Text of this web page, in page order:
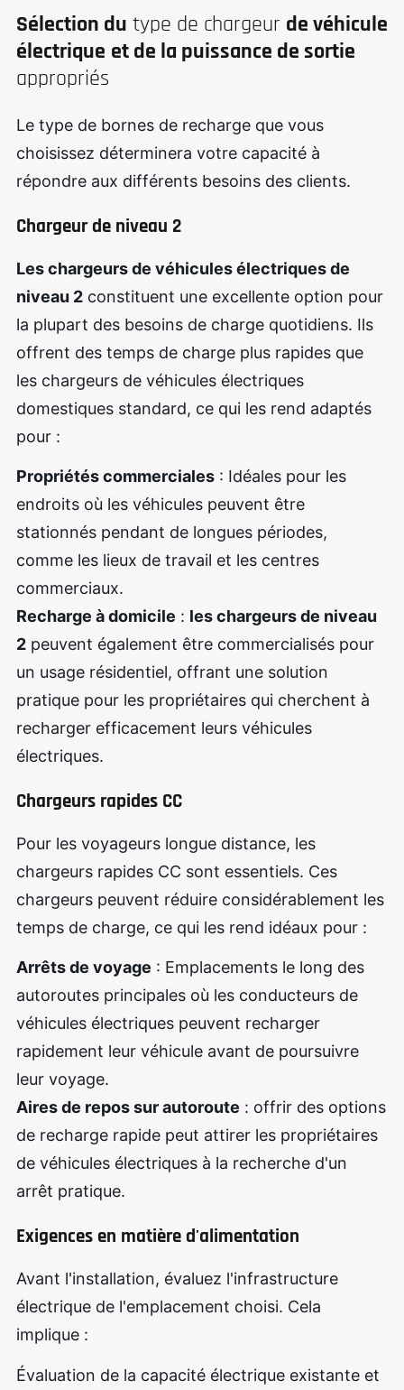
Sélection du type de chargeur de véhicule
électrique et de la puissance de sortie
appropriés
Le type de bornes de recharge que vous
choisissez déterminera votre capacité à
répondre aux différents besoins des clients.
Chargeur de niveau 2
Les chargeurs de véhicules électriques de
niveau 2 constituent une excellente option pour
la plupart des besoins de charge quotidiens. Ils
offrent des temps de charge plus rapides que
les chargeurs de véhicules électriques
domestiques standard, ce qui les rend adaptés
pour :
Propriétés commerciales : Idéales pour les
endroits où les véhicules peuvent être
stationnés pendant de longues périodes,
comme les lieux de travail et les centres
commerciaux.
Recharge à domicile : les chargeurs de niveau
2 peuvent également être commercialisés pour
un usage résidentiel, offrant une solution
pratique pour les propriétaires qui cherchent à
recharger efficacement leurs véhicules
électriques.
Chargeurs rapides CC
Pour les voyageurs longue distance, les
chargeurs rapides CC sont essentiels. Ces
chargeurs peuvent réduire considérablement les
temps de charge, ce qui les rend idéaux pour :
Arrêts de voyage : Emplacements le long des
autoroutes principales où les conducteurs de
véhicules électriques peuvent recharger
rapidement leur véhicule avant de poursuivre
leur voyage.
Aires de repos sur autoroute : offrir des options
de recharge rapide peut attirer les propriétaires
de véhicules électriques à la recherche d'un
arrêt pratique.
Exigences en matière d'alimentation
Avant l'installation, évaluez l'infrastructure
électrique de l'emplacement choisi. Cela
implique :
Évaluation de la capacité électrique existante et